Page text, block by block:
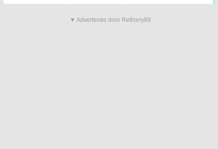
▼ Advertentie door Refinery89